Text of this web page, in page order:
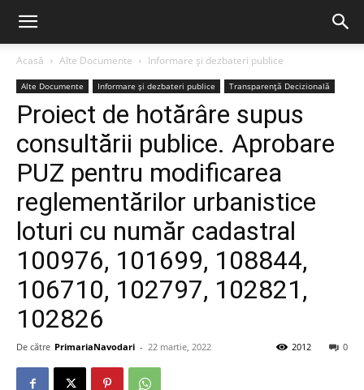
Acasă Alte Documente Informare și dezbateri publice
Alte Documente Informare și dezbateri publice Transparență Decizională
Proiect de hotărâre supus
consultării publice. Aprobare
PUZ pentru modificarea
reglementărilor urbanistice
loturi cu număr cadastral
100976, 101699, 108844,
106710, 102797, 102821,
102826
De către PrimariaNavodari - 22 martie, 2022 0
2012